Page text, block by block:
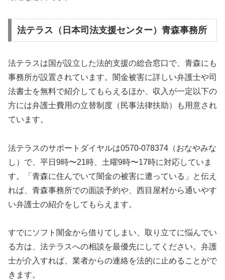
法テラス（日本司法支援センター）青森事務所
法テラスは国が設立した法的支援の総合窓口で、青森にも
事務所が設置されています。闇金被害に詳しい弁護士や司
法書士を無料で紹介してもらえるほか、収入が一定以下の
方には弁護士費用の立替制度（民事法律扶助）も用意され
ています。
法テラスのサポートダイヤルは0570-078374（おなやみな
し）で、平日9時〜21時、土曜9時〜17時に対応していま
す。「青森に住んでいて闇金の被害に遭っている」と伝え
れば、青森事務所での面談予約や、西目屋村から通いやす
い弁護士の紹介をしてもらえます。
すでにソフト闇金から借りてしまい、取り立てに悩んでい
る方は、法テラスへの相談を最優先にしてください。弁護
士が介入すれば、業者からの連絡を法的に止めることがで
きます。